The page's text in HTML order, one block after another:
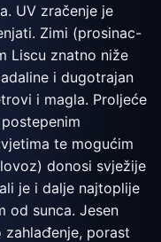
UV zračenje je
Zimi (prosinac-
Liscu znatno niže
i dugotrajan
i magla. Proljeće
te mogućim
donosi svježije
je i dalje najtoplije
od sunca. Jesen
porast